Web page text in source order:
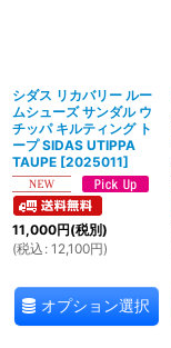
シダス リカバリー ルー
ムシューズ サンダル ウ
チッパ キルティング ト
ープ SIDAS UTIPPA
TAUPE [2025011]
11,000円(税別)
(税込 : 12,100円)
オプション選択